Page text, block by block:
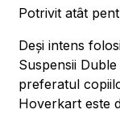
Potrivit atât
Deși intens
Suspensii
preferatul
Hoverkart este